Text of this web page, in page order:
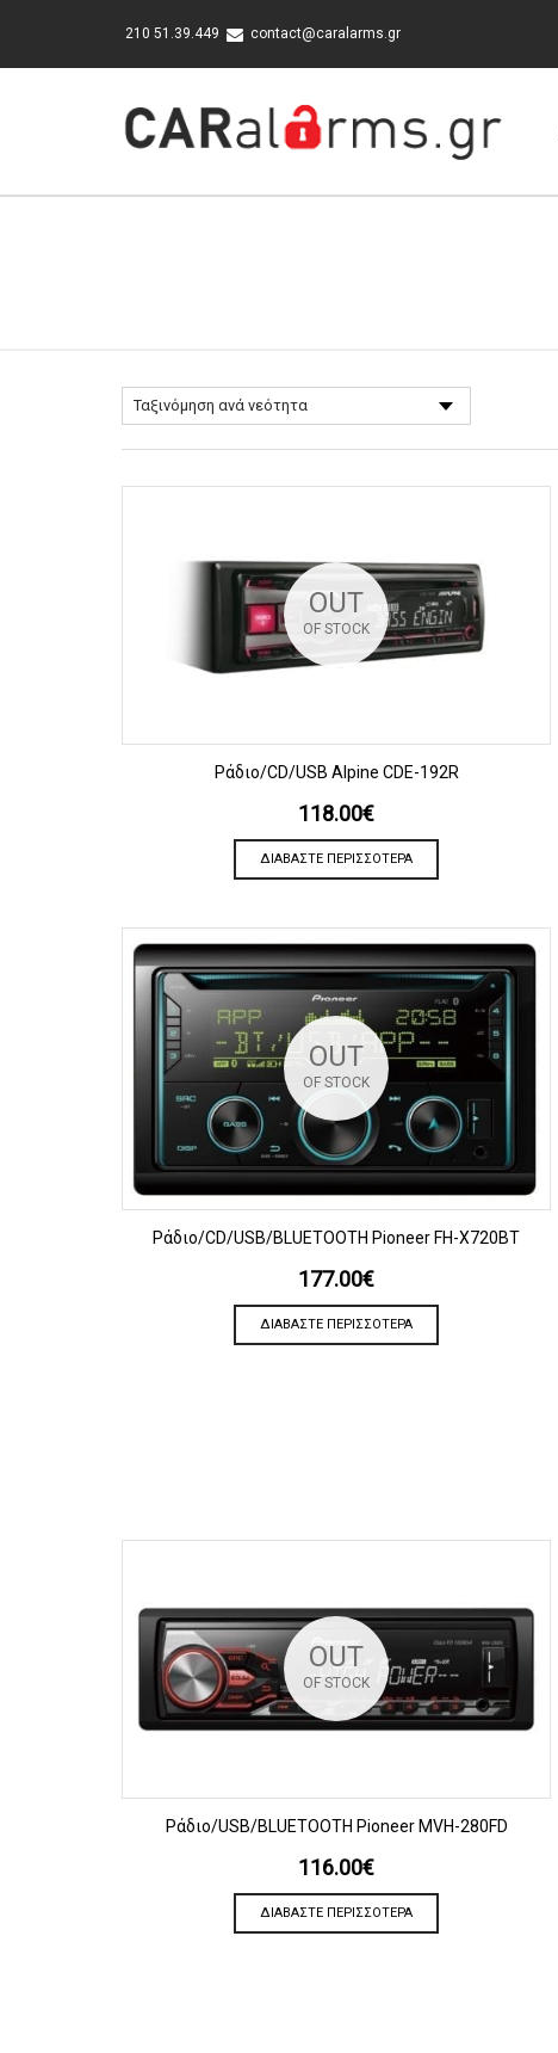
210 51.39.449 contact@caralarms.gr
OUT
OF STOCK
ΠΡΟΒΟΛΗ
Ράδιο/CD/USB Alpine CDE-192R
118.00€
ΔΙΑΒΆΣΤΕ ΠΕΡΙΣΣΌΤΕΡΑ
OUT
OF STOCK
ΠΡΟΒΟΛΗ
Ράδιο/CD/USB/BLUETOOTH Pioneer FH-X720BT
177.00€
ΔΙΑΒΆΣΤΕ ΠΕΡΙΣΣΌΤΕΡΑ
OUT
OF STOCK
ΠΡΟΒΟΛΗ
Ράδιο/USB/BLUETOOTH Pioneer MVH-280FD
116.00€
ΔΙΑΒΆΣΤΕ ΠΕΡΙΣΣΌΤΕΡΑ